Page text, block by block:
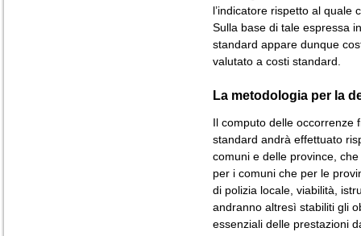
l’indicatore rispetto al quale
Sulla base di tale espressa
standard appare dunque
valutato a costi standard.
La metodologia per la
Il computo delle occorrenze
standard andrà effettuato
comuni e delle province,
per i comuni che per le
di polizia locale, viabilità,
andranno altresì stabiliti gli
essenziali delle prestazioni